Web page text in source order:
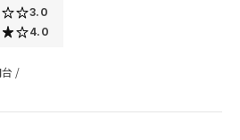
3.0
4.0
/